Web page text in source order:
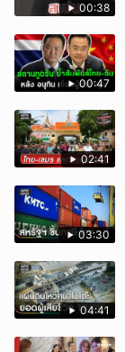
00:38
00:47
02:41
03:30
04:41